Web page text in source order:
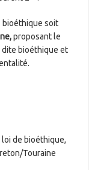
bioéthique soit
proposant le
dite bioéthique et
de bioéthique,
Touraine